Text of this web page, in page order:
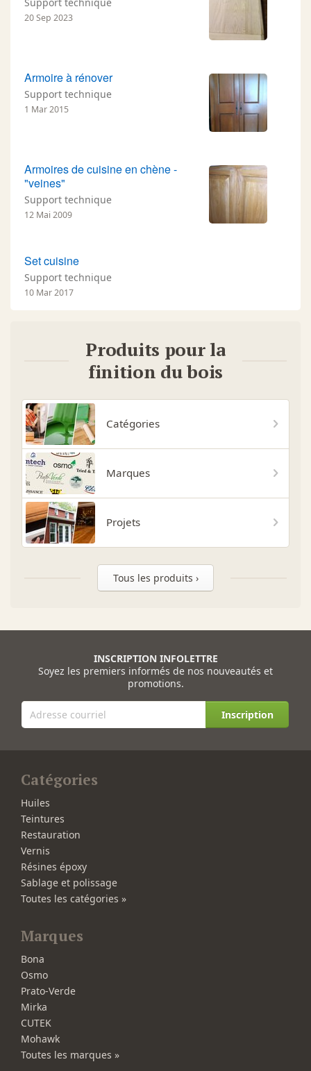
20 Sep 2023
Armoire à rénover
Support technique
1 Mar 2015
Armoires de cuisine en chène -
"veines"
Support technique
12 Mai 2009
Set cuisine
Support technique
10 Mar 2017
Produits pour la
finition du bois
Catégories
Marques
Projets
Tous les produits ›
INSCRIPTION INFOLETTRE
Soyez les premiers informés de nos nouveautés et
promotions.
Inscription
Catégories
Huiles
Teintures
Restauration
Vernis
Résines époxy
Sablage et polissage
Toutes les catégories »
Marques
Bona
Osmo
Prato-Verde
Mirka
CUTEK
Mohawk
Toutes les marques »